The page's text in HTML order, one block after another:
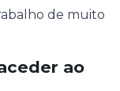
de muito
ao